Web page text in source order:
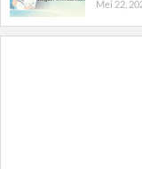
Mei 22,